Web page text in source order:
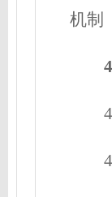
机制